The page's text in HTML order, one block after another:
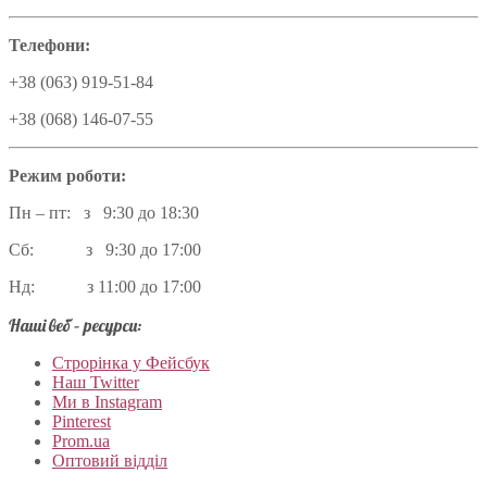
Телефони:
+38 (063) 919-51-84
+38 (068) 146-07-55
Режим роботи:
Пн – пт: з 9:30 до 18:30
Сб: з 9:30 до 17:00
Нд: з 11:00 до 17:00
Наші веб – ресурси:
Строрінка у Фейсбук
Наш Twitter
Ми в Instagram
Pinterest
Prom.ua
Оптовий відділ